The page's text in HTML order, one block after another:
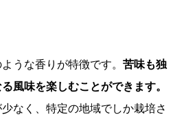
うな香りが特徴です。 苦味も独
風味を楽しむことができます。
なく、特定の地域でしか栽培さ